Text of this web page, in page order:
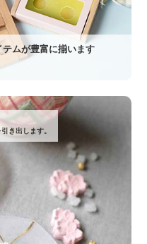
ムが豊富に揃います
き出します。